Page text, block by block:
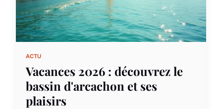
ACTU
Vacances 2026 : découvrez le
bassin d'arcachon et ses
plaisirs